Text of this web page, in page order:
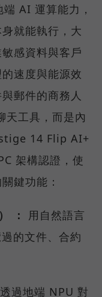
AI 運算能力，
就能執行，大
感資料與客戶
速度與能源效
郵件的商務人
天工具，而是內
14 Flip AI+
架構認證，使
鍵功能：
：
用自然語言
的文件、合約
透過地端 NPU 對